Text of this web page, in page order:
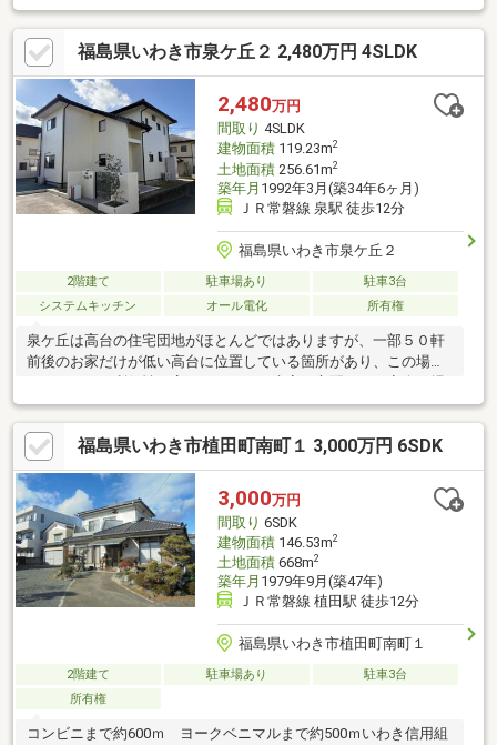
かなと思える高さで開放感有。
福島県いわき市泉ケ丘２ 2,480万円 4SLDK
2,480万円
間取り 4SLDK
建物面積119.23m2
土地面積256.61m2
築年月 1992年3月(築34年6ヶ月)
ＪＲ常磐線 泉駅 徒歩12分
福島県いわき市泉ケ丘２
2階建て 駐車場あり
駐車3台
システムキッチン
オール電化 所有権
泉ケ丘は高台の住宅団地がほとんどではありますが、一部５０軒
前後のお家だけが低い高台に位置している箇所があり、この場所
所となっています。
福島県いわき市植田町南町１ 3,000万円 6SDK
3,000万円
間取り 6SDK
建物面積146.53m2
土地面積668m2
築年月 1979年9月(築47年)
ＪＲ常磐線 植田駅 徒歩12分
福島県いわき市植田町南町１
2階建て 駐車場あり
駐車3台
所有権
コンビニまで約600ｍ ヨークベニマルまで約500ｍいわき信用組